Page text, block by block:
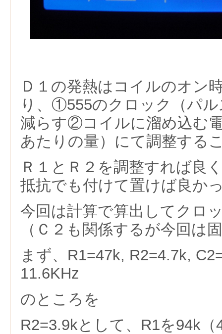
Ｄ１の発熱はコイルのオン
り、①555のクロック（パ
減らす②コイルに溜め込む
あたりの量）にて調整する
Ｒ１とＲ２を調整すれば良
抵抗でも付けて置けば良か
今回は計算で算出してクロ
（Ｃ２も関係するが今回は
まず、R1=47k, R2=4.7k,
11.6KHz
のところを
R2=3.9kとして、R1を94k